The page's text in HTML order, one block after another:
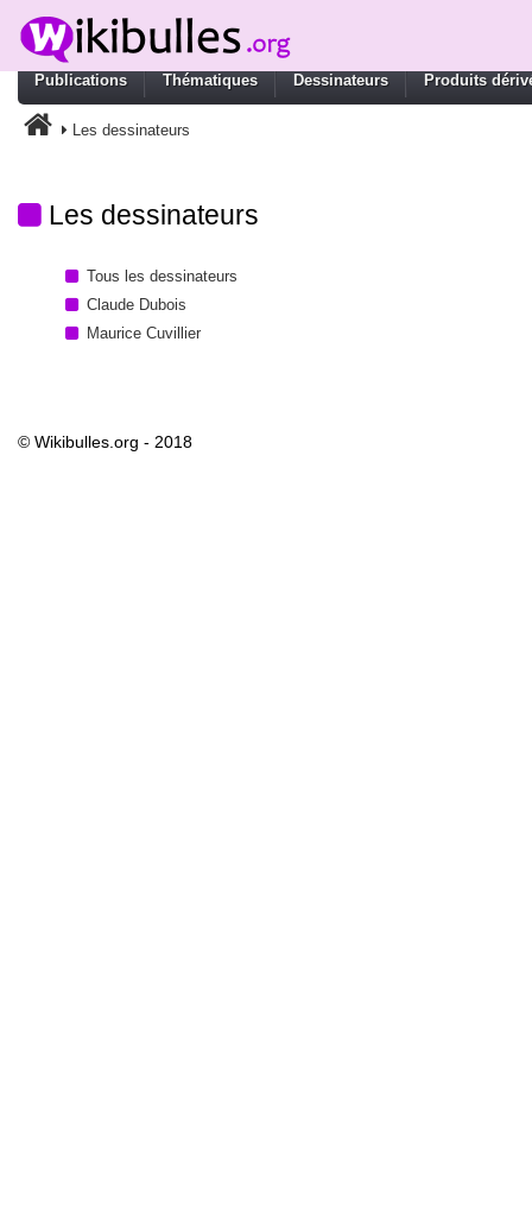
Publications Thématiques Dessinateurs Produits
Les dessinateurs
Les dessinateurs
Tous les dessinateurs
Claude Dubois
Maurice Cuvillier
© Wikibulles.org - 2018